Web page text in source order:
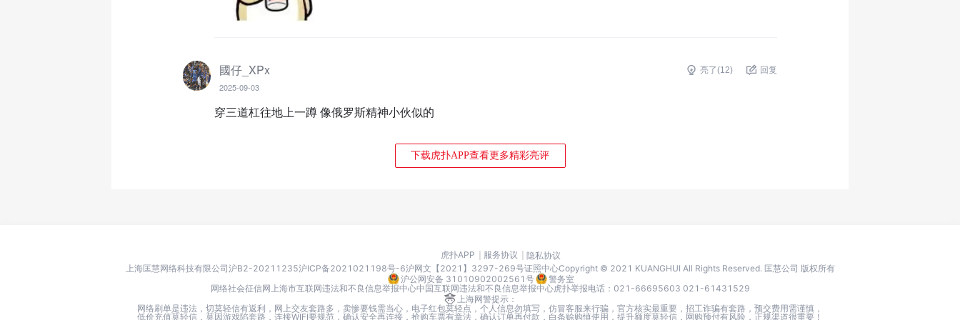
國仔_XPx
2025-09-03
亮了(12) 回复
穿三道杠往地上一蹲 像俄罗斯精神小伙似的
下载虎扑APP查看更多精彩亮评
虎扑APP 服务协议
隐私协议
上海匡慧网络科技有限公司沪B2-20211235沪ICP备2021021198号-6沪网文【2021】3297-269号证照中心Copyright © 2021 KUANGHUI All Rights Reserved. 匡慧公司 版权所有
沪公网安备 31010902002561号
警务室
网络社会征信网上海市互联网违法和不良信息举报中心中国互联网违法和不良信息举报中心虎扑举报电话：021-66695603 021-61431529
上海网警提示：
网络刷单是违法，切莫轻信有返利，网上交友套路多，卖惨要钱需当心，电子红包莫轻点，个人信息勿填写，仿冒客服来行骗，官方核实最重要，招工诈骗有套路，预交费用需谨慎，
低价充值莫轻信，莫因游戏陷套路，连接WIFI要规范，确认安全再连接，抢购车票有章法，确认订单再付款，白条赊购慎使用，提升额度莫轻信，网购预付有风险，正规渠道很重要！